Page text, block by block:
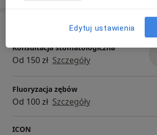
Konsultacja stomatologiczna
Od 150 zł Szczegóły
Fluoryzacja zębów
Od 100 zł Szczegóły
ICON
Edytuj ustawienia